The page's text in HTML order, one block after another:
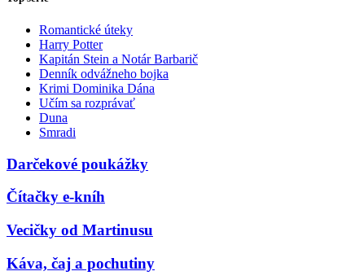
Romantické úteky
Harry Potter
Kapitán Stein a Notár Barbarič
Denník odvážneho bojka
Krimi Dominika Dána
Učím sa rozprávať
Duna
Smradi
Darčekové poukážky
Čítačky e-kníh
Vecičky od Martinusu
Káva, čaj a pochutiny